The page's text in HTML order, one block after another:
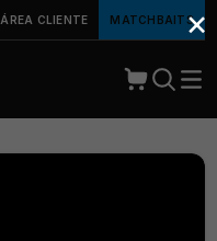
ÁREA CLIENTE MATCHBAITS×